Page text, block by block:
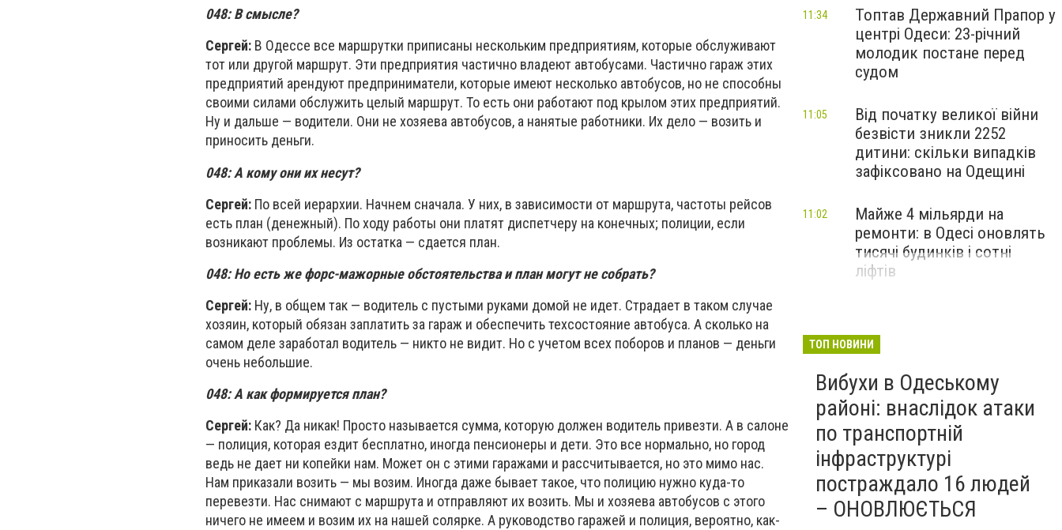
048:В смысле?
Сергей: В Одессе все маршрутки приписаны нескольким предприятиям, которые обслуживают
тот или другой маршрут. Эти предприятия частично владеют автобусами. Частично гараж этих
предприятий арендуют предприниматели, которые имеют несколько автобусов, но не способны
своими силами обслужить целый маршрут. То есть они работают под крылом этих предприятий.
Ну и дальше — водители. Они не хозяева автобусов, а нанятые работники. Их дело — возить и
приносить деньги.
048: А кому они их несут?
Сергей: По всей иерархии. Начнем сначала. У них, в зависимости от маршрута, частоты рейсов
есть план (денежный). По ходу работы они платят диспетчеру на конечных; полиции, если
возникают проблемы. Из остатка — сдается план.
048:Но есть же форс-мажорные обстоятельства и план могут не собрать?
Сергей: Ну, в общем так — водитель с пустыми руками домой не идет. Страдает в таком случае
хозяин, который обязан заплатить за гараж и обеспечить техсостояние автобуса. А сколько на
самом деле заработал водитель — никто не видит. Но с учетом всех поборов и планов — деньги
очень небольшие.
048:А как формируется план?
Сергей: Как? Да никак! Просто называется сумма, которую должен водитель привезти. А в салоне
— полиция, которая ездит бесплатно, иногда пенсионеры и дети. Это все нормально, но город
ведь не дает ни копейки нам. Может он с этими гаражами и рассчитывается, но это мимо нас.
Нам приказали возить — мы возим. Иногда даже бывает такое, что полицию нужно куда-то
перевезти. Нас снимают с маршрута и отправляют их возить. Мы и хозяева автобусов с этого
ничего не имеем и возим их на нашей солярке. А руководство гаражей и полиция, вероятно, как-
Топтав Державний Прапор у
центрі Одеси: 23-річний
молодик постане перед
судом
11:34
Від початку великої війни
безвісти зникли 2252
дитини: скільки випадків
зафіксовано на Одещині
11:05
Майже 4 мільярди на
ремонти: в Одесі оновлять
тисячі будинків і сотні
ліфтів
11:02
ТОП НОВИНИ
Вибухи в Одеському
районі: внаслідок атаки
по транспортній
інфраструктурі
постраждало 16 людей
– ОНОВЛЮЄТЬСЯ